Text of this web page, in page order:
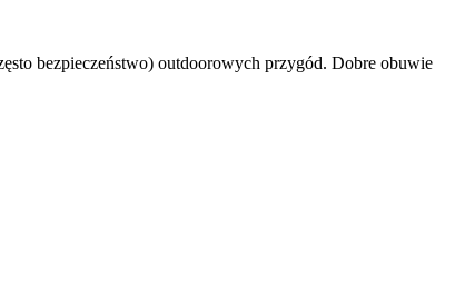
bezpieczeństwo) outdoorowych przygód. Dobre obuwie